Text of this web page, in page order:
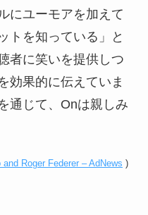
にユーモアを加えて
トを知っている」と
者に笑いを提供しつ
効果的に伝えていま
通じて、Onは親しみ
Roger Federer – AdNews )